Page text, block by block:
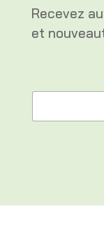
Recevez
et
d
A
r
-